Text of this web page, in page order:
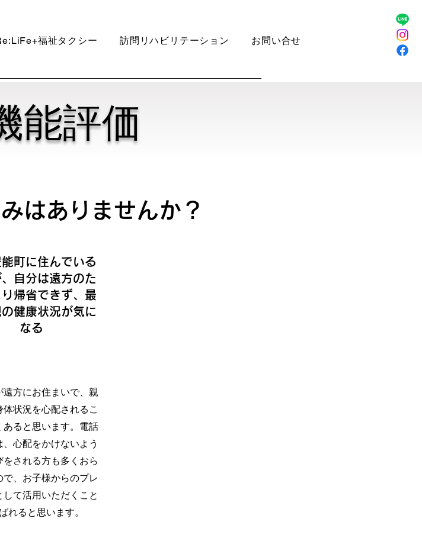
福祉タクシー 訪問リハビリテーション お問い合せ
能評価
はありませんか？
町に住んでいる
自分は遠方のた
帰省できず、最
健康状況が気に
なる
遠方にお住まいで、親
体状況を心配されるこ
あると思います。電話
、心配をかけないよう
をされる方も多くおら
で、お子様からのプレ
して活用いただくこと
れると思います。